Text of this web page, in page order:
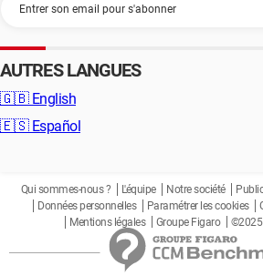
AUTRES LANGUES
🇬🇧 English
🇪🇸 Español
Qui sommes-nous ? L'équipe Notre société
Données personnelles
Paramétrer les cookies
Mentions légales
Groupe Figaro ©2025